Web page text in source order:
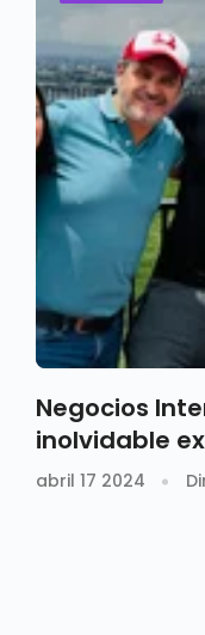
Negocios
inolvidable
Felicidad
abril 17 2024